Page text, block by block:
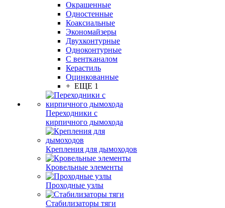
Окрашенные
Одностенные
Коаксиальные
Экономайзеры
Двухконтурные
Одноконтурные
С вентканалом
Керастиль
Оцинкованные
+ ЕЩЕ 1
Переходники с
кирпичного дымохода
Крепления для дымоходов
Кровельные элементы
Проходные узлы
Стабилизаторы тяги